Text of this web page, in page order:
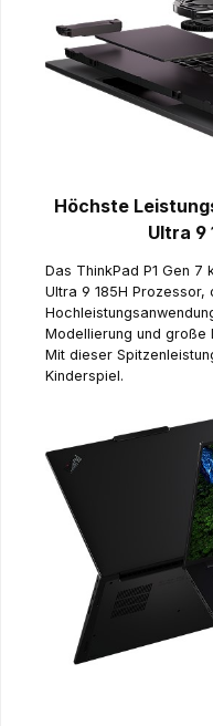
Höchste
Ultra 9
Das ThinkPad P1 Gen 7
Ultra 9 185H
Modellierung und große
Mit dieser
Kinderspiel.